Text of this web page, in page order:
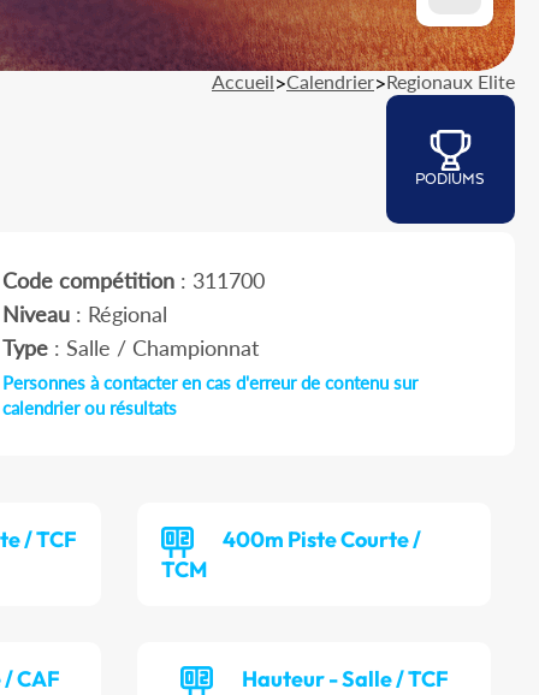
Accueil>Calendrier>Regionaux Elite
PODIUMS
Code compétition: 311700
Niveau: Régional
Type: Salle / Championnat
Personnes à contacter en cas d'erreur de contenu sur
calendrier ou résultats
/ TCF
400m Piste Courte /
TCM
CAF Hauteur - Salle / TCF